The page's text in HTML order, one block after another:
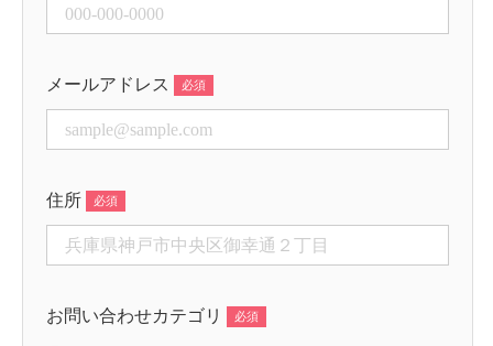
メールアドレス
住所
お問い合わせカテゴリ